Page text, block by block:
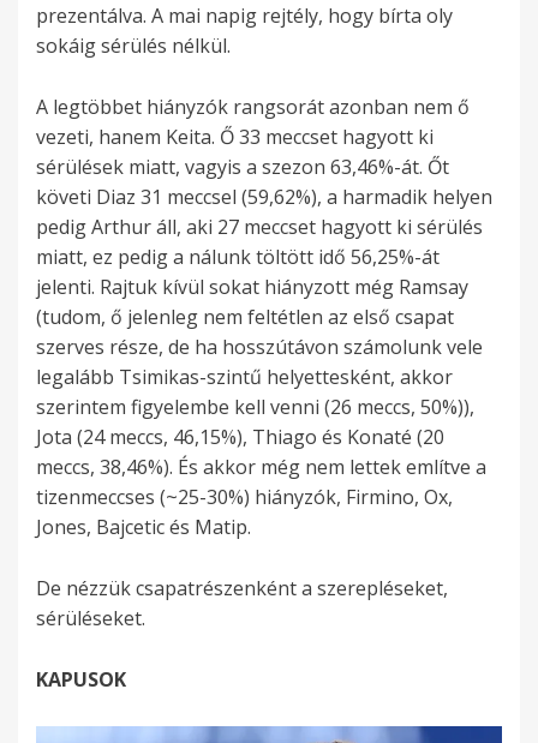
prezentálva. A mai napig rejtély, hogy bírta oly
sokáig sérülés nélkül.
A legtöbbet hiányzók rangsorát azonban nem ő
vezeti, hanem Keita. Ő 33 meccset hagyott ki
sérülések miatt, vagyis a szezon 63,46%-át. Őt
követi Diaz 31 meccsel (59,62%), a harmadik helyen
pedig Arthur áll, aki 27 meccset hagyott ki sérülés
miatt, ez pedig a nálunk töltött idő 56,25%-át
jelenti. Rajtuk kívül sokat hiányzott még Ramsay
(tudom, ő jelenleg nem feltétlen az első csapat
szerves része, de ha hosszútávon számolunk vele
legalább Tsimikas-szintű helyettesként, akkor
szerintem figyelembe kell venni (26 meccs, 50%)),
Jota (24 meccs, 46,15%), Thiago és Konaté (20
meccs, 38,46%). És akkor még nem lettek említve a
tizenmeccses (~25-30%) hiányzók, Firmino, Ox,
Jones, Bajcetic és Matip.
De nézzük csapatrészenként a szerepléseket,
sérüléseket.
KAPUSOK